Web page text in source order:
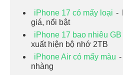
iPhone 17 có mấy loại -
giá, nổi bật
iPhone 17 bao nhiêu GB
xuất hiện bộ nhớ 2TB
iPhone Air có mấy màu
nhàng